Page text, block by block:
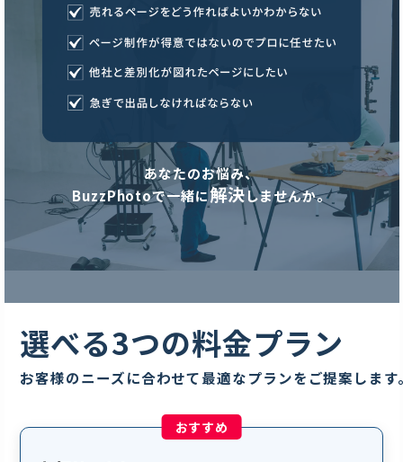
あなたのお悩み、
BuzzPhotoで一緒に解決しませんか。
選べる3つの料金プラン
お客様のニーズに合わせて最適なプランをご提案します